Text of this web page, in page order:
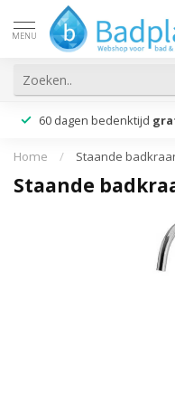
MENU
60 dagen bedenktijd
Home / Staande
Staande